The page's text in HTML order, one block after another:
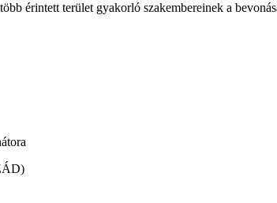
érintett terület gyakorló szakembereinek a